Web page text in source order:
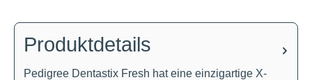
Produktdetails
Pedigree Dentastix Fresh hat eine einzigartige X-